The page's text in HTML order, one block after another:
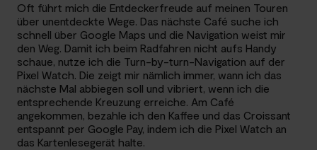
Oft führt mich die Entdeckerfreude auf meinen Touren
über unentdeckte Wege. Das nächste Café suche ich
schnell über Google Maps und die Navigation weist mir
den Weg. Damit ich beim Radfahren nicht aufs Handy
schaue, nutze ich die Turn-by-turn-Navigation auf der
Pixel Watch. Die zeigt mir nämlich immer, wann ich das
nächste Mal abbiegen soll und vibriert, wenn ich die
entsprechende Kreuzung erreiche. Am Café
angekommen, bezahle ich den Kaffee und das Croissant
entspannt per Google Pay, indem ich die Pixel Watch an
das Kartenlesegerät halte.